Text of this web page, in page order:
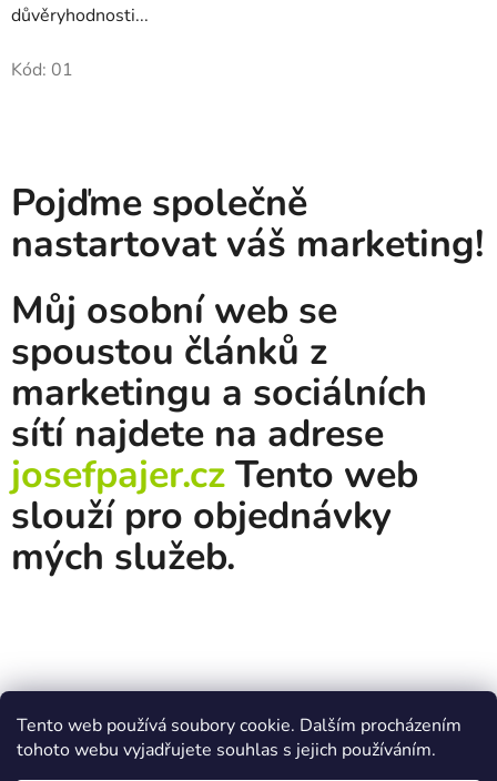
Tento web používá soubory cookie. Dalším procházením
tohoto webu vyjadřujete souhlas s jejich používáním.
důvěryhodnosti...
Kód: 01
Pojďme společně
nastartovat váš marketing!
Můj osobní web se
spoustou článků z
marketingu a sociálních
sítí najdete na adrese
josefpajer.czTento web
slouží pro objednávky
mých služeb.
Obchodní podmínky Ochrana osobních údajů